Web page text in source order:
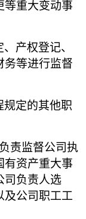
等重大变动事
产权登记、
务等进行监督
规定的其他职
责监督公司执
有资产重大事
司负责人选
及公司职工工